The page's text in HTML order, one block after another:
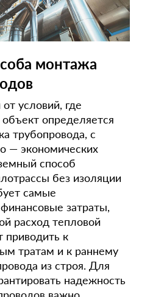
монтажа
условий, где
объект определяется
трубопровода, с
— экономических
способ
без изоляции
самые
затраты,
расход тепловой
приводить к
тратам и к раннему
из строя. Для
надежность